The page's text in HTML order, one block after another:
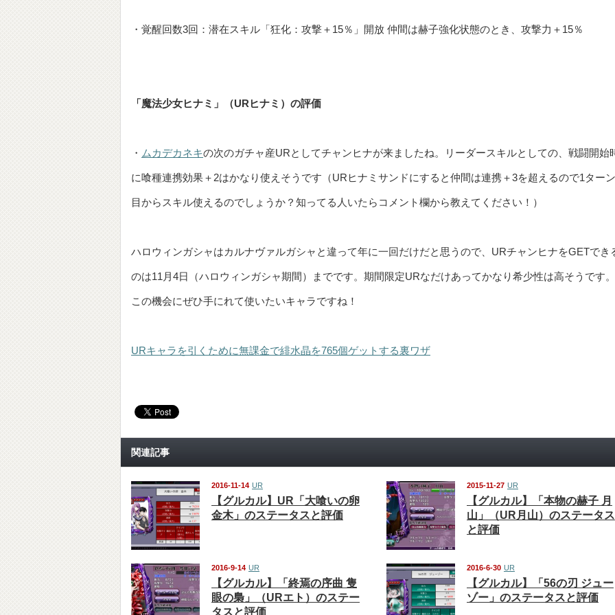
・覚醒回数3回：潜在スキル「狂化：攻撃＋15％」開放 仲間は赫子強化状態のとき、攻撃力＋15％
「魔法少女ヒナミ」（URヒナミ）の評価
・ ムカデカネキの次のガチャ産URとしてチャンヒナが来ましたね。リーダースキルとしての、戦闘開始
に喰種連携効果＋2はかなり使えそうです（URヒナミサンドにすると仲間は連携＋3を超えるので1ターン
目からスキル使えるのでしょうか？知ってる人いたらコメント欄から教えてください！）
ハロウィンガシャはカルナヴァルガシャと違って年に一回だけだと思うので、URチャンヒナをGETでき
のは11月4日（ハロウィンガシャ期間）までです。期間限定URなだけあってかなり希少性は高そうです。
この機会にぜひ手にれて使いたいキャラですね！
URキャラを引くために無課金で緋水晶を765個ゲットする裏ワザ
関連記事
2016-11-14 UR
【グルカル】UR「大喰いの卵
金木」のステータスと評価
2015-11-27 UR
【グルカル】「本物の赫子 月
山」（UR月山）のステータス
と評価
2016-9-14 UR
【グルカル】「終焉の序曲 隻
眼の梟」（URエト）のステー
タスと評価
2016-6-30 UR
【グルカル】「56の刃 ジュー
ゾー」のステータスと評価